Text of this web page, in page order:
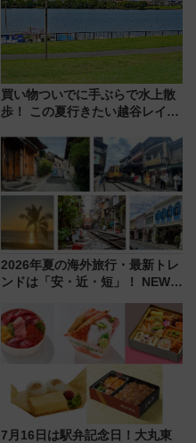
買い物ついでに手ぶらで水上散
歩！ この夏行きたい越谷レイク
ア「LAKESIDE PARK」（埼玉
県越谷市）
2026年夏の海外旅行・最新トレ
ンドは「安・近・短」！ NEWT
渡航先TOP5とは？ 円安時代の
旅行術
7月16日は駅弁記念日！大丸東